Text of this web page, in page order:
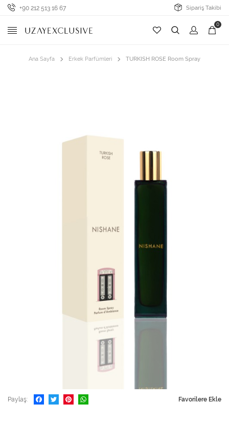
+90 212 513 16 67 Sipariş Takibi
0
Ana Sayfa Erkek Parfümleri TURKISH ROSE Room Spray
Paylaş Favorilere Ekle